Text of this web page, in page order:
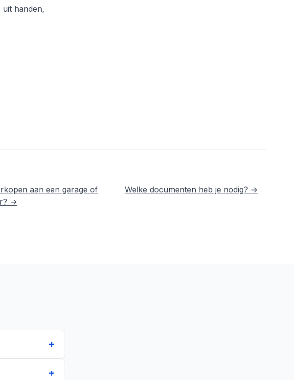
handen,
aan een garage of
→
Welke documenten heb je nodig? →